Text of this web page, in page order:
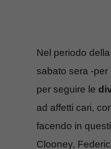
Nel periodo
sabato sera -
per seguire le
ad affetti cari,
facendo in
Clooney,